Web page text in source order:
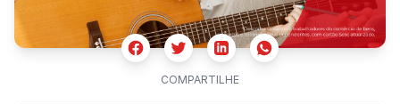
FacebookTwitterLinkedinWhatsapp
COMPARTILHE